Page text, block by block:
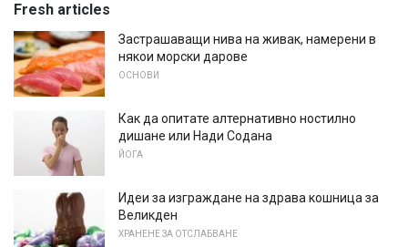
Fresh articles
Застрашаващи нива на живак, намерени в
някои морски дарове
ОСНОВИ
Как да опитате алтернативно ностилно
дишане или Нади Содана
ЙОГА
Идеи за изграждане на здрава кошница за
Великден
ХРАНЕНЕ ЗА ОТСЛАБВАНЕ